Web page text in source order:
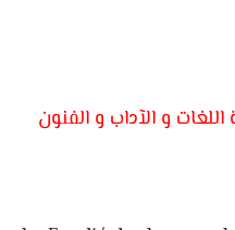
اللغات و الآداب و الفنون